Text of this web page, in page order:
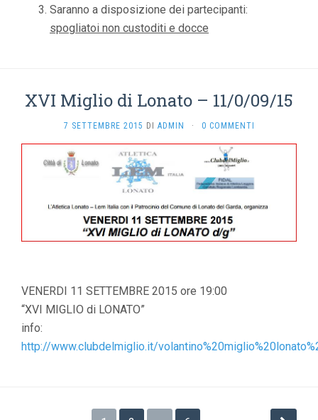
Saranno a disposizione dei partecipanti:
spogliatoi non custoditi e docce
XVI Miglio di Lonato – 11/0/09/15
7 SETTEMBRE 2015 DI ADMIN · 0 COMMENTI
VENERDI 11 SETTEMBRE 2015 ore 19:00
“XVI MIGLIO di LONATO”
info:
http://www.clubdelmiglio.it/